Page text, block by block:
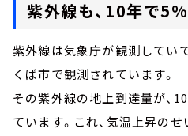
紫外線も、10年で5%
紫外線は気象庁が観測してい
くば市で観測されています。
その紫外線の地上到達量が、
ています。これ、気温上昇のせ